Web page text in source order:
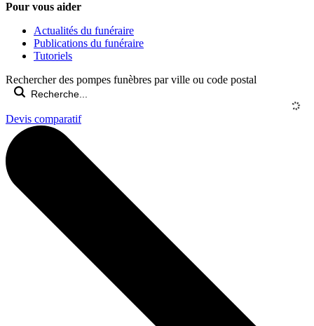
Pour vous aider
Actualités du funéraire
Publications du funéraire
Tutoriels
Rechercher des pompes funèbres par ville ou code postal
Devis comparatif